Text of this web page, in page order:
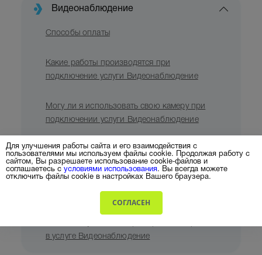
Видеонаблюдение
Способы оплаты
Какие работы производятся при
подключение услуги Видеонаблюдение
Могу ли я использовать свою камеру при
подключении услуги Видеонаблюдение
Как посмотреть камеру онлайн
Могу ли я поделиться доступом к камере
Видеонаблюдения
в услуге Видеонаблюдение
Для улучшения работы сайта и его взаимодействия с
пользователями мы используем файлы cookie. Продолжая работу с
сайтом, Вы разрешаете использование cookie-файлов и
соглашаетесь сусловиями использования. Вы всегда можете
отключить файлы cookie в настройках Вашего браузера.
СОГЛАСЕН